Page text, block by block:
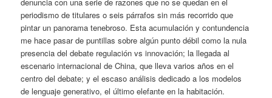
denuncia con una serie de razones que no se quedan en el
periodismo de titulares o seis párrafos sin más recorrido que
pintar un panorama tenebroso. Esta acumulación y contundencia
me hace pasar de puntillas sobre algún punto débil como la nula
presencia del debate regulación vs innovación; la llegada al
escenario internacional de China, que lleva varios años en el
centro del debate; y el escaso análisis dedicado a los modelos
de lenguaje generativo, el último elefante en la habitación.